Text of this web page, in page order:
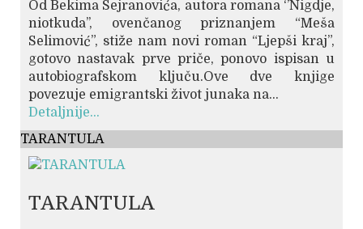
Od Bekima Sejranovića, autora romana ‘’Nigdje,
niotkuda’’, ovenčanog priznanjem “Meša
Selimović”, stiže nam novi roman “Ljepši kraj”,
gotovo nastavak prve priče, ponovo ispisan u
autobiografskom ključu.Ove dve knjige
povezuje emigrantski život junaka na...
Detaljnije...
TARANTULA
TARANTULA